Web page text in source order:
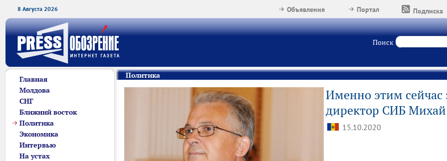
8 Августа 2026 Подписка
Портал
Объявления
Поиск
Главная
Молдова
СНГ
Ближний восток
Политика
Экономика
Интервью
На устах
Политика
Именно этим
директор СИБ
15.10.2020